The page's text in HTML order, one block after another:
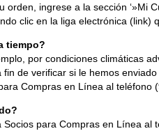
orden, ingrese a la sección
clic en la liga electrónica
tiempo?
por condiciones climáticas
de verificar si le hemos
Compras en Línea al teléfono
para Compras en Línea